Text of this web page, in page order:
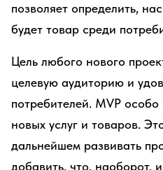
позволяет определить,
будет товар среди
Цель любого нового
целевую аудиторию и
потребителей. MVP
новых услуг и товаров.
дальнейшем развивать
добавить, что, наоборот,